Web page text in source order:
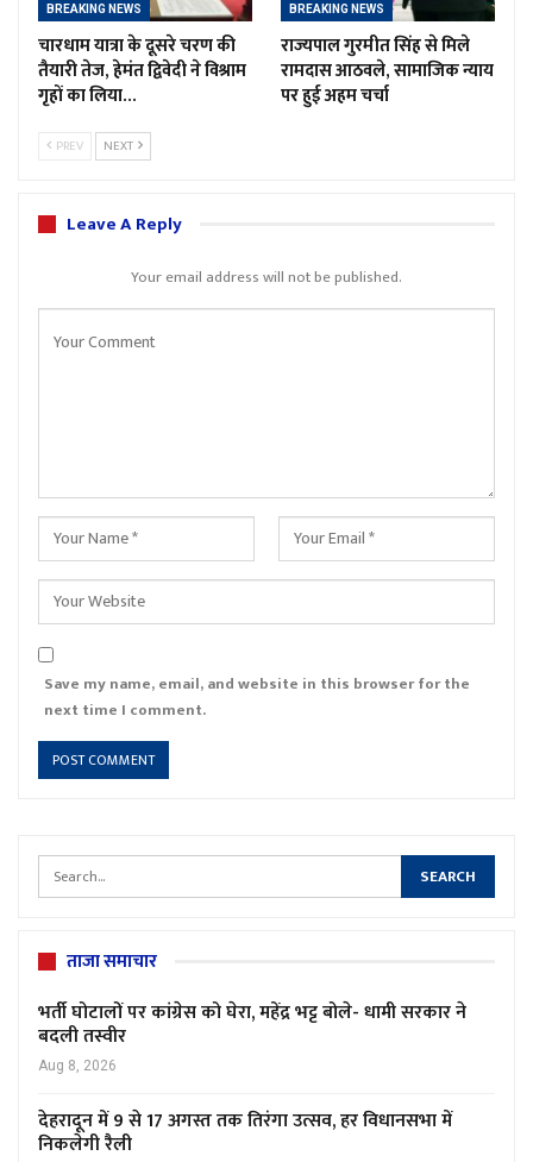
BREAKING NEWS
चारधाम यात्रा के दूसरे चरण की
तैयारी तेज, हेमंत द्विवेदी ने विश्राम
गृहों का लिया…
BREAKING NEWS
राज्यपाल गुरमीत सिंह से मिले
रामदास आठवले, सामाजिक न्याय
पर हुई अहम चर्चा
PREV NEXT
Leave A Reply
Your email address will not be published.
Save my name, email, and website in this browser for the
next time I comment.
ताजा समाचार
भर्ती घोटालों पर कांग्रेस को घेरा, महेंद्र भट्ट बोले- धामी सरकार ने
बदली तस्वीर
Aug 8, 2026
देहरादून में 9 से 17 अगस्त तक तिरंगा उत्सव, हर विधानसभा में
निकलेगी रैली